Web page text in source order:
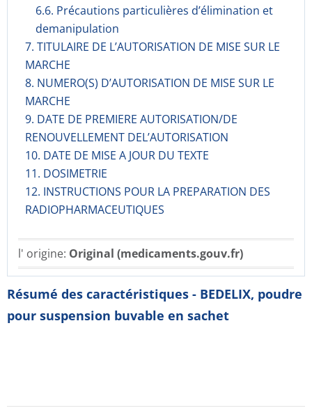
6.6. Précautions particulières d’élimination et
demanipulation
7. TITULAIRE DE L’AUTORISATION DE MISE SUR LE
MARCHE
8. NUMERO(S) D’AUTORISATION DE MISE SUR LE
MARCHE
9. DATE DE PREMIERE AUTORISATION/DE
RENOUVELLEMENT DEL’AUTORISATION
10. DATE DE MISE A JOUR DU TEXTE
11. DOSIMETRIE
12. INSTRUCTIONS POUR LA PREPARATION DES
RADIOPHARMACE­UTIQUES
l' origine: Original (medicaments.gouv.fr)
Résumé des caractéristiques - BEDELIX, poudre
pour suspension buvable en sachet